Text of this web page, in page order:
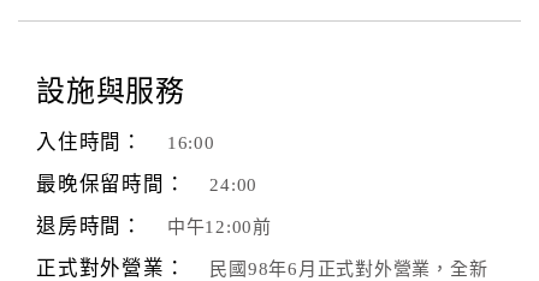
設施與服務
入住時間： 16:00
最晚保留時間： 24:00
退房時間： 中午12:00前
正式對外營業：
民國98年6月正式對外營業，全新